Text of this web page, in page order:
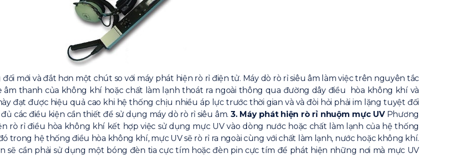
mới và đắt hơn một chút so với máy phát hiện rò rỉ điện tử. Máy dò rò rỉ siêu âm làm việc trên nguyên tắc
âm thanh của không khí hoặc chất làm lạnh thoát ra ngoài thông qua đường dây điều hòa không khí và
đạt được hiệu quả cao khi hệ thống chịu nhiều áp lực trước thời gian và và đòi hỏi phải im lặng tuyệt đối
các điều kiện cần thiết để sử dụng máy dò rò rỉ siêu âm. 3. Máy phát hiện rò rỉ nhuộm mực UVPhương
rò rỉ điều hòa không khí kết hợp việc sử dụng mực UV vào dòng nước hoặc chất làm lạnh của hệ thống
trong hệ thống điều hòa không khí, mực UV sẽ rò rỉ ra ngoài cùng với chất làm lạnh, nước hoặc không khí.
sẽ cần phải sử dụng một bóng đèn tia cực tím hoặc đèn pin cực tím để phát hiện những nơi mà mực UV